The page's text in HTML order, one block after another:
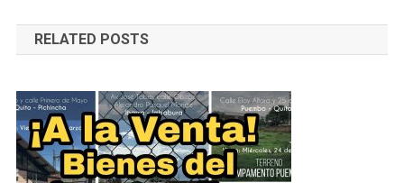
de
entradas
RELATED POSTS